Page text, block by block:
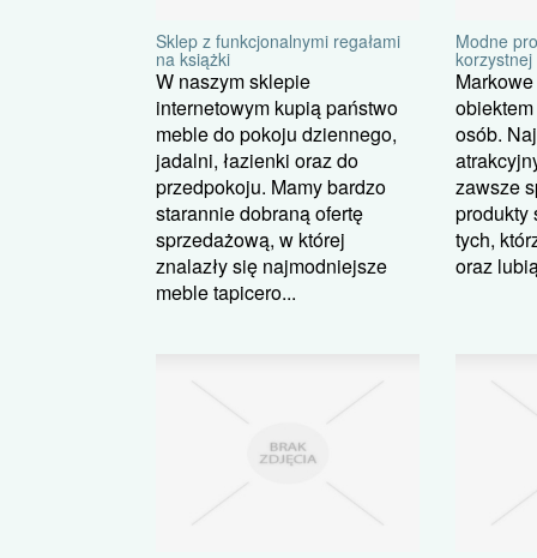
Sklep z funkcjonalnymi regałami
na książki
W naszym sklepie
internetowym kupią państwo
meble do pokoju dziennego,
jadalni, łazienki oraz do
przedpokoju. Mamy bardzo
starannie dobraną ofertę
sprzedażową, w której
znalazły się najmodniejsze
meble tapicero...
Modne
korzystnej
osób.
zawsze
produkty
tych,
oraz